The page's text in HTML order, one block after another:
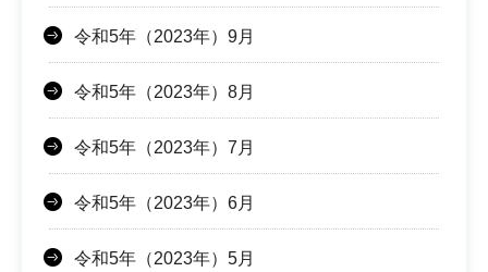
令和5年（2023年）9月
令和5年（2023年）8月
令和5年（2023年）7月
令和5年（2023年）6月
令和5年（2023年）5月